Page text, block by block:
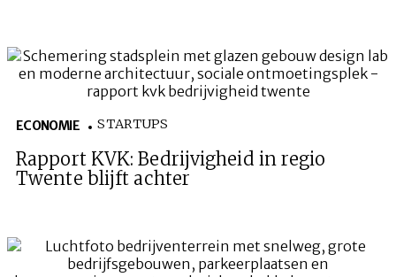
ECONOMIE STARTUPS
Rapport KVK: Bedrijvigheid in regio
Twente blijft achter